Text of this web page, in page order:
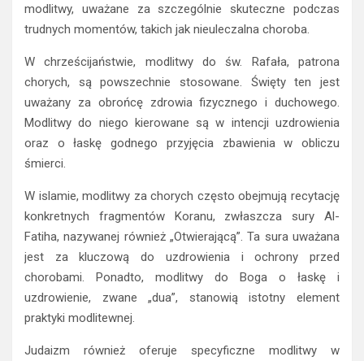
modlitwy, uważane za szczególnie skuteczne podczas
trudnych momentów, takich jak nieuleczalna choroba.
W chrześcijaństwie, modlitwy do św. Rafała, patrona
chorych, są powszechnie stosowane. Święty ten jest
uważany za obrońcę zdrowia fizycznego i duchowego.
Modlitwy do niego kierowane są w intencji uzdrowienia
oraz o łaskę godnego przyjęcia zbawienia w obliczu
śmierci.
W islamie, modlitwy za chorych często obejmują recytację
konkretnych fragmentów Koranu, zwłaszcza sury Al-
Fatiha, nazywanej również „Otwierającą”. Ta sura uważana
jest za kluczową do uzdrowienia i ochrony przed
chorobami. Ponadto, modlitwy do Boga o łaskę i
uzdrowienie, zwane „dua”, stanowią istotny element
praktyki modlitewnej.
Judaizm również oferuje specyficzne modlitwy w